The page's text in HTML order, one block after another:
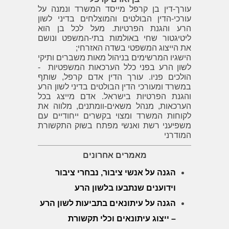
עורך-דין בן קרפל מייסד המשרד ונמנה על
עורכי-הדין הבולטים והמוצלחים בדיני לשון
הרע והגנת הפרטיות. מעל לכל בן הוא
ליטיגטור שחי באולמות בתי-המשפט ונושם
את הייצוג המשפטי בשדה האזרחי;
הישגיו המרשימים בניהול מאות משברים ותיקי
לשון הרע בפני כלל הערכאות המשפטיות -
הולכים פניו. עורך הדין אדם קרפל, שותף
במשרד ומעורכי הדין הבולטים בדיני לשון הרע
והגנת הפרטיות בישראל. אדם מייצג בכל
הערכאות, מנהל משאים-וומתנים, מלווה את
לקוחות המשרד ומצוי בקשרים ייחודיים עם
משפיעני רשת ואנשי מפתח בשוק התקשורת
המודרני
מאמרים אחרונים
הגנה על אנשי ציבור, נבחרי ציבור
וידוענים שנתבעו בלשון הרע
הגנה על עיתונאים בתביעות לשון הרע
– ייצוג עיתונאים וכלי תקשורת